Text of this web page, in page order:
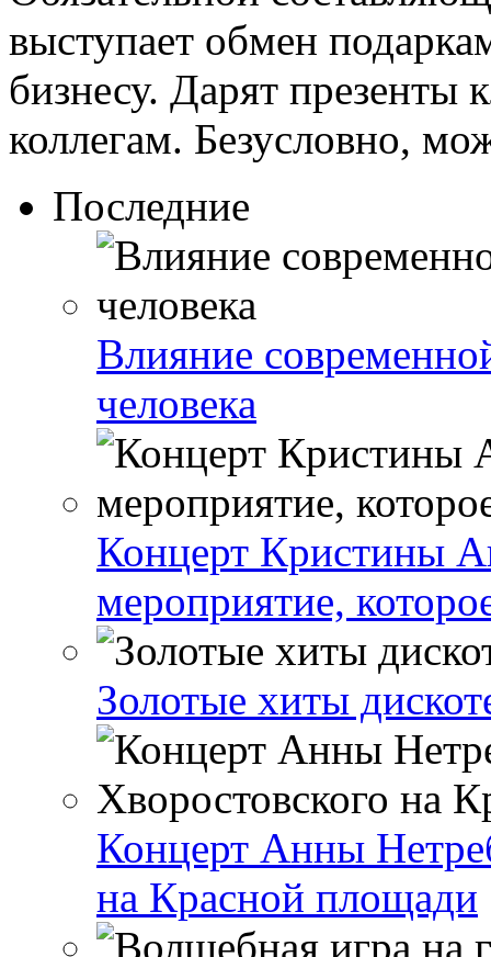
выступает обмен
бизнесу. Дарят презенты
коллегам. Безусловно,
Последние
Влияние
человека
Концерт Кристины
мероприятие,
Золотые хиты
Концерт Анны
на Красной площади